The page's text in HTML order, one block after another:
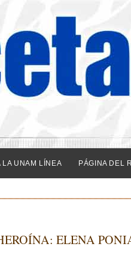
LA UNAM LÍNEA PÁGINA DEL
ELENA